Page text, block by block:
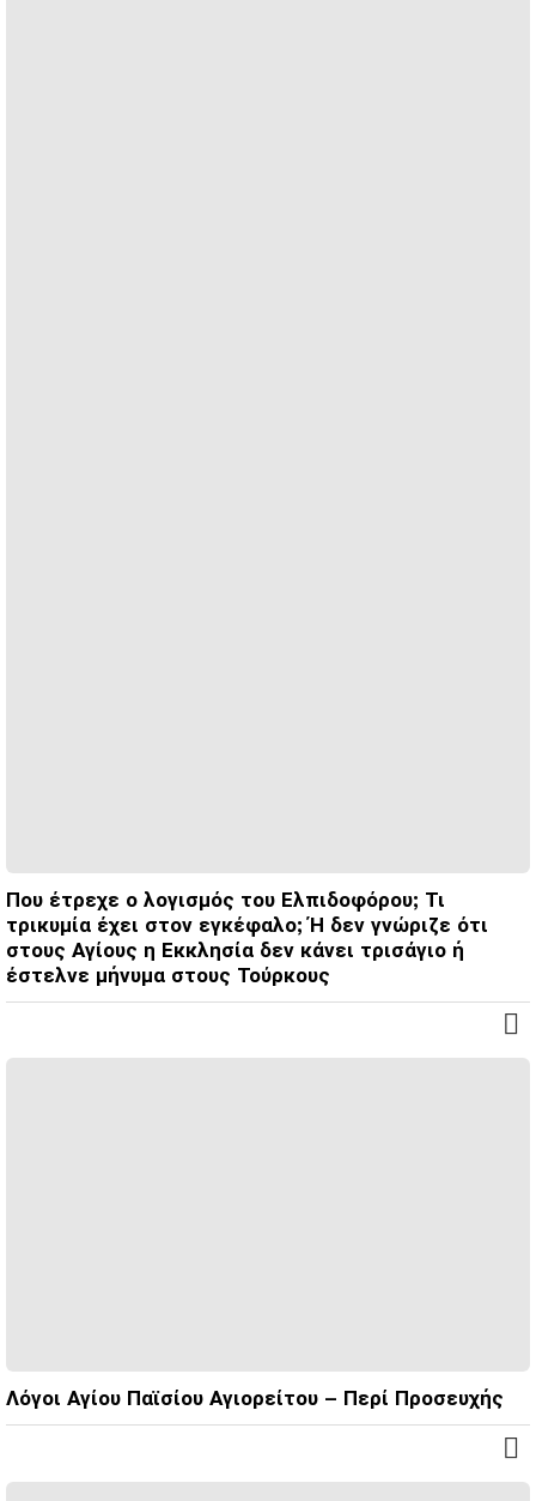
Που έτρεχε ο λογισμός του Ελπιδοφόρου; Τι
τρικυμία έχει στον εγκέφαλο; Ή δεν γνώριζε ότι
στους Αγίους η Εκκλησία δεν κάνει τρισάγιο ή
έστελνε μήνυμα στους Τούρκους
Λόγοι Αγίου Παϊσίου Αγιορείτου – Περί Προσευχής